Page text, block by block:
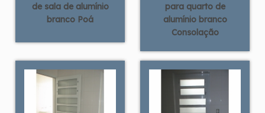
de sala de alumínio
branco Poá
para quarto de
alumínio branco
Consolação